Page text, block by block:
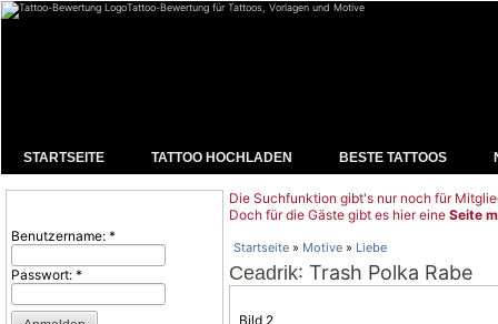
Tattoo-Bewertung für Tattoos, Vorlagen und Motive
STARTSEITE TATTOO HOCHLADEN BESTE TATTOOS
Benutzername: *
Passwort: *
Die Suchfunktion gibt's nur noch für
Doch für die Gäste gibt es hier eine Seite
Startseite » Motive » Liebe
Ceadrik: Trash Polka Rabe
Bild 2